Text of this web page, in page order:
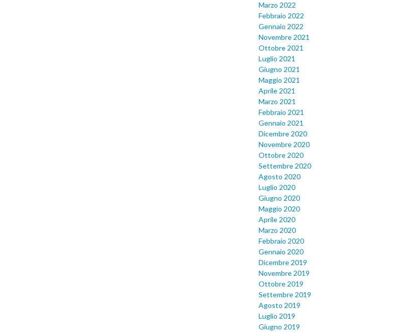
Marzo 2022
Febbraio 2022
Gennaio 2022
Novembre 2021
Ottobre 2021
Luglio 2021
Giugno 2021
Maggio 2021
Aprile 2021
Marzo 2021
Febbraio 2021
Gennaio 2021
Dicembre 2020
Novembre 2020
Ottobre 2020
Settembre 2020
Agosto 2020
Luglio 2020
Giugno 2020
Maggio 2020
Aprile 2020
Marzo 2020
Febbraio 2020
Gennaio 2020
Dicembre 2019
Novembre 2019
Ottobre 2019
Settembre 2019
Agosto 2019
Luglio 2019
Giugno 2019